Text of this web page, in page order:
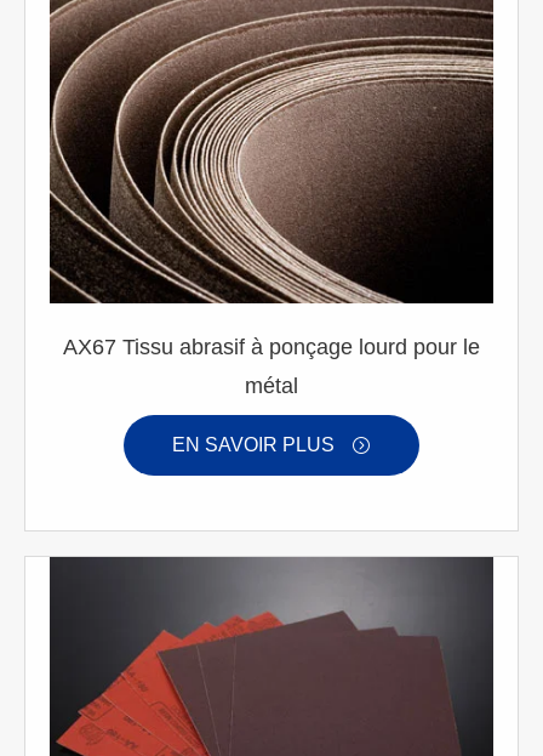
AX67 Tissu abrasif à ponçage lourd pour le
métal
EN SAVOIR PLUS 